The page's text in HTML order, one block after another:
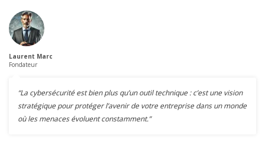
Laurent Marc
Fondateur
“La cybersécurité est bien plus qu’un outil technique : c’est une vision
stratégique pour protéger l’avenir de votre entreprise dans un monde
où les menaces évoluent constamment.”